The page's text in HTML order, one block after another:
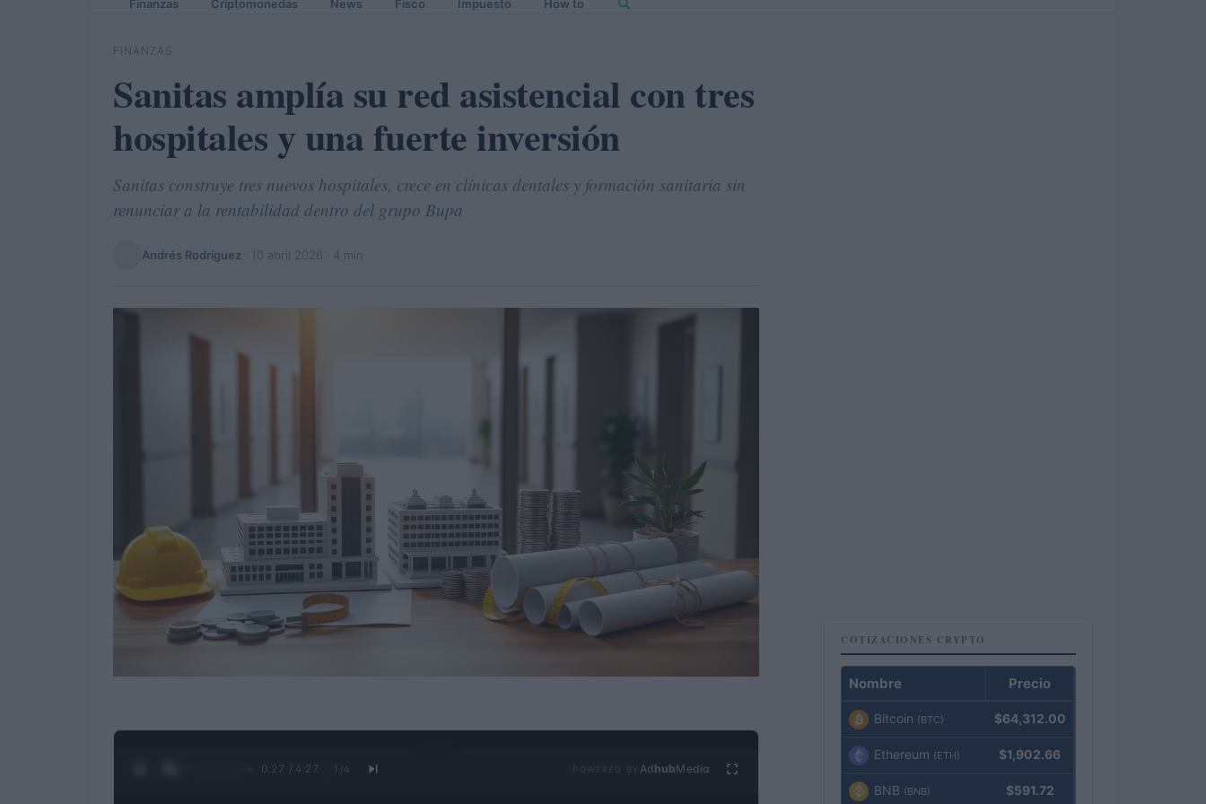
Finanzas Criptomonedas News Fisco Impuesto How to
FINANZAS
Sanitas amplía su red asistencial con tres
hospitales y una fuerte inversión
Sanitas construye tres nuevos hospitales, crece en clínicas dentales y formación sanitaria sin
renunciar a la rentabilidad dentro del grupo Bupa
Andrés Rodríguez 10 abril 2026 · 4 min
0:28 / 4:27 1 /4 Ad hubMedia
COTIZACIONES CRYPTO
Nombre Precio
Bitcoin (BTC) $64,312.00
Ethereum (ETH) $1,902.66
BNB (BNB) $591.72